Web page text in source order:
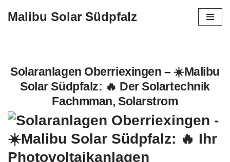
Malibu Solar Südpfalz
Solaranlagen Oberriexingen – ☀️Malibu
Solar Südpfalz: 🔥 Der Solartechnik
Fachmman, Solarstrom